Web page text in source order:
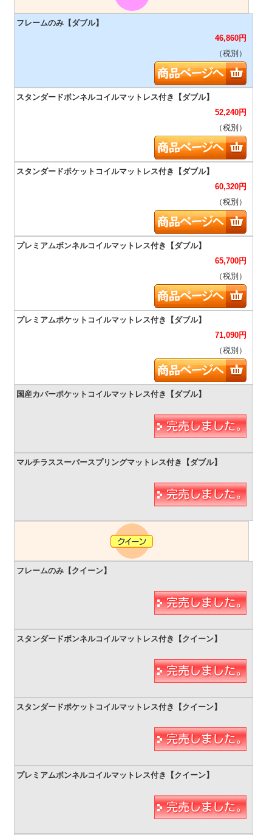
46,860円
（税別）
52,240円
（税別）
60,320円
（税別）
65,700円
（税別）
71,090円
（税別）